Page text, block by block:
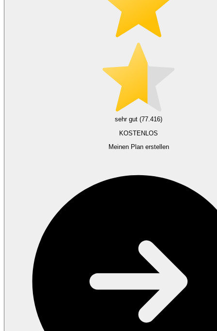
sehr gut (77.416)
KOSTENLOS
Meinen Plan erstellen